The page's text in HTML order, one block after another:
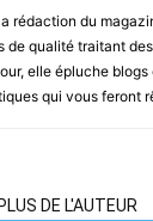
rédaction du
de qualité traitant
elle épluche
qui vous feront
PLUS DE L'AUTEUR